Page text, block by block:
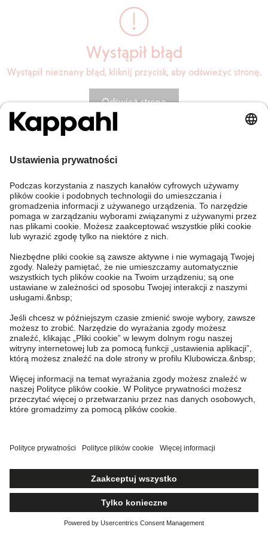
Wystąpił błąd
Wystąpił nieznany błąd, kliknij przycisk, aby odświeżyć stronę.
Odśwież stronę